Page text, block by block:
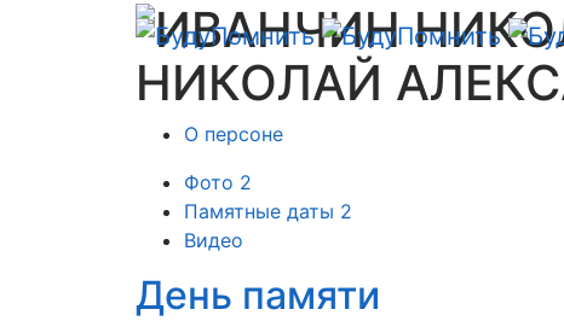
НИКОЛАЙ
О персоне
Фото 2
Памятные даты 2
Видео
День памяти